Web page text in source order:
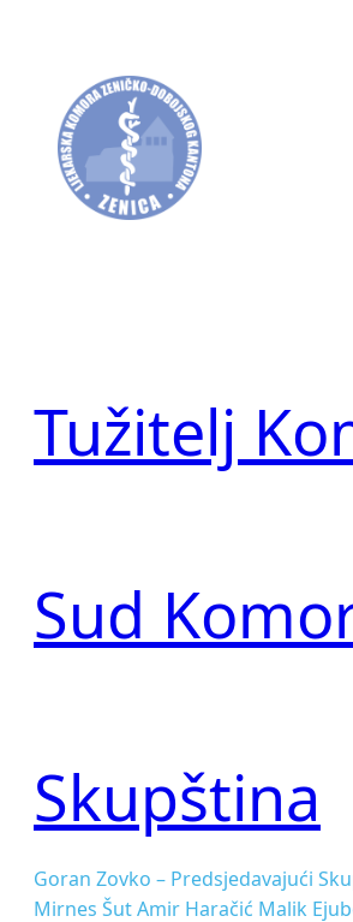
Tužitelj
Sud
Skupština
Goran Zovko – Predsjedavajući
Mirnes Šut Amir Haračić Malik